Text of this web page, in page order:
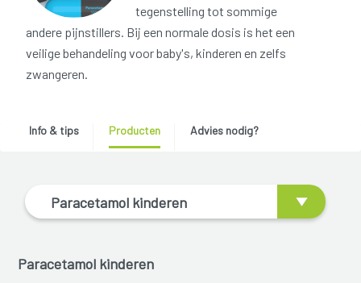
tegenstelling tot sommige
andere pijnstillers. Bij een normale dosis is het een
veilige behandeling voor baby's, kinderen en zelfs
zwangeren.
Info & tips Producten Advies nodig?
Paracetamol kinderen
Paracetamol kinderen